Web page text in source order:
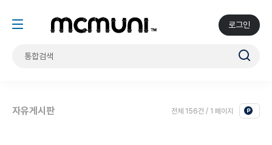
로그인
자유게시판 전체 156건 / 1 페이지